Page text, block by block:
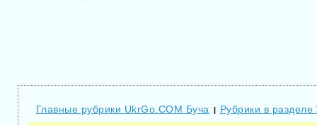
Главные рубрики UkrGo.COM Буча | Рубрики в